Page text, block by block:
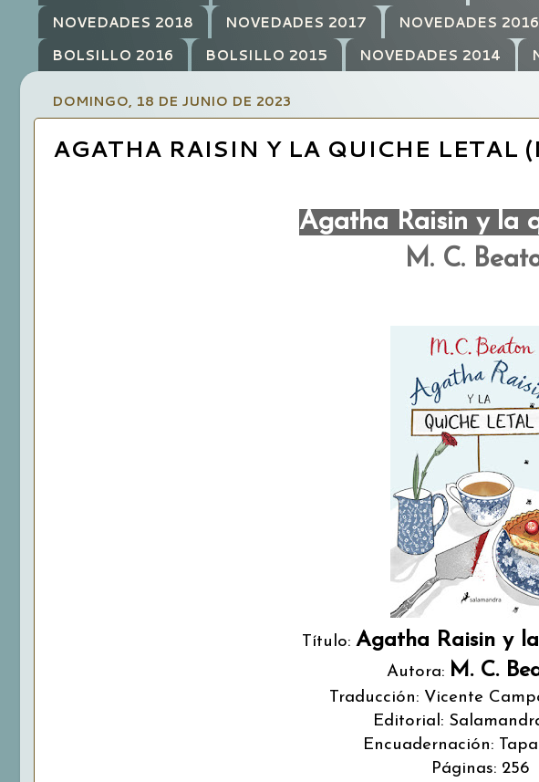
NOVEDADES 2018
NOVEDADES 2017 NOVEDADES 2016
BOLSILLO 2016
BOLSILLO 2015 NOVEDADES 2014
DOMINGO, 18 DE JUNIO DE 2023
AGATHA RAISIN Y LA QUICHE LETAL
Agatha Raisin y la
M. C.
Título: Agatha Raisin y
Autora: M. C.
Traducción: Vicente
Editorial:
Encuadernación:
Páginas: 256